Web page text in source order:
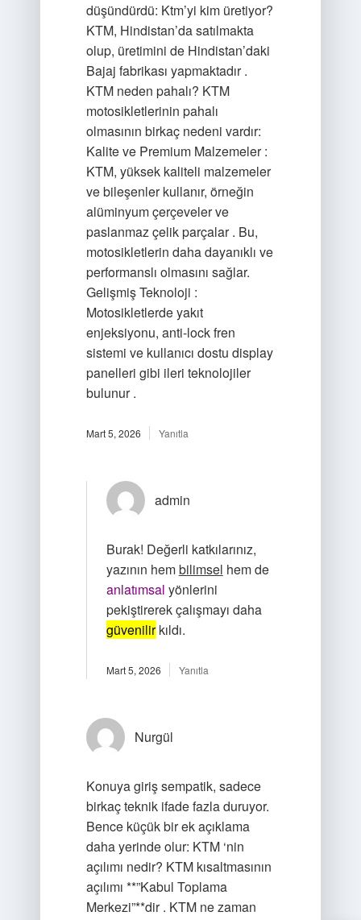
düşündürdü: Ktm’yi kim üretiyor?
KTM, Hindistan’da satılmakta
olup, üretimini de Hindistan’daki
Bajaj fabrikası yapmaktadır .
KTM neden pahalı? KTM
motosikletlerinin pahalı
olmasının birkaç nedeni vardır:
Kalite ve Premium Malzemeler :
KTM, yüksek kaliteli malzemeler
ve bileşenler kullanır, örneğin
alüminyum çerçeveler ve
paslanmaz çelik parçalar . Bu,
motosikletlerin daha dayanıklı ve
performanslı olmasını sağlar.
Gelişmiş Teknoloji :
Motosikletlerde yakıt
enjeksiyonu, anti-lock fren
sistemi ve kullanıcı dostu display
panelleri gibi ileri teknolojiler
bulunur .
Mart 5, 2026 Yanıtla
admin
Burak! Değerli katkılarınız,
yazının hembilimsel hem de
anlatımsal yönlerini
pekiştirerek çalışmayı daha
güvenilirkıldı.
Mart 5, 2026 Yanıtla
Nurgül
Konuya giriş sempatik, sadece
birkaç teknik ifade fazla duruyor.
Bence küçük bir ek açıklama
daha yerinde olur: KTM ‘nin
açılımı nedir? KTM kısaltmasının
açılımı **”Kabul Toplama
Merkezi”**dir . KTM ne zaman